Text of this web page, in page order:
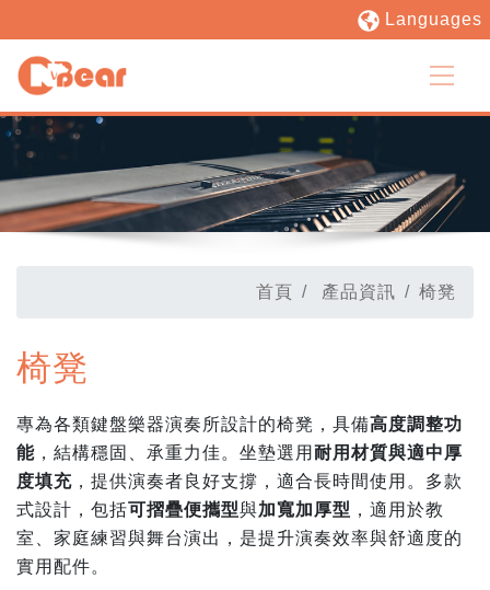
Languages
首頁 產品資訊 椅凳
椅凳
專為各類鍵盤樂器演奏所設計的椅凳，具備高度調整功
能 ，結構穩固、承重力佳。坐墊選用 耐用材質與適中厚
度填充 ，提供演奏者良好支撐，適合長時間使用。多款
式設計，包括可摺疊便攜型與加寬加厚型 ，適用於教
室、家庭練習與舞台演出，是提升演奏效率與舒適度的
實用配件。